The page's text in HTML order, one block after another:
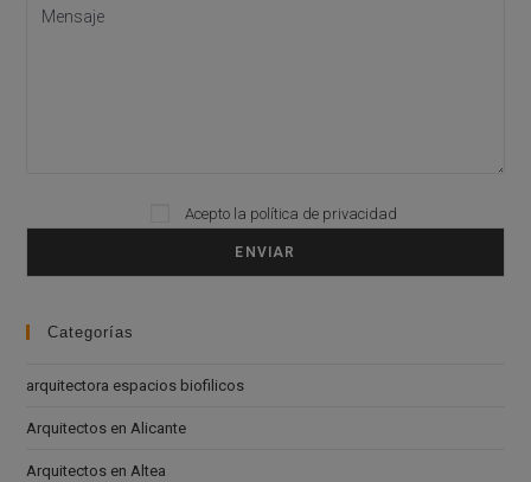
Please leave this field empty.
Acepto la política de privacidad
Categorías
arquitectora espacios biofilicos
Arquitectos en Alicante
Arquitectos en Altea